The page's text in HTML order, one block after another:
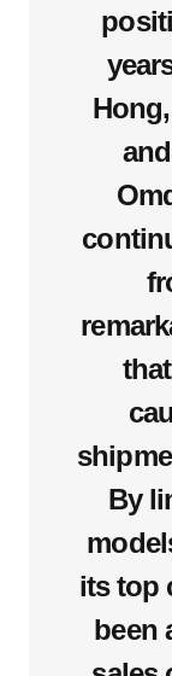
By
its top
been